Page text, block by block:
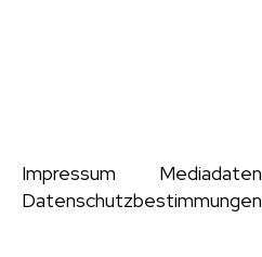
Impressum
Mediadaten
Datenschutzbestimmungen